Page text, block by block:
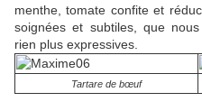
menthe, tomate confite et
soignées et subtiles, que
rien plus expressives.
Tartare de bœuf